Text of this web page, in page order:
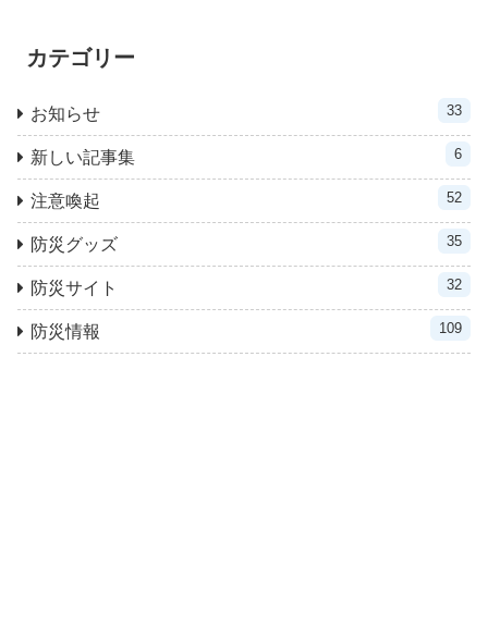
カテゴリー
お知らせ 33
新しい記事集 6
注意喚起 52
防災グッズ 35
防災サイト 32
防災情報 109